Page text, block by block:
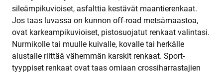
sileämpikuvioiset, asfalttia kestävät maantierenkaat.
Jos taas luvassa on kunnon off-road metsämaastoa,
ovat karkeampikuvioiset, pistosuojatut renkaat valintasi.
Nurmikolle tai muulle kuivalle, kovalle tai herkälle
alustalle riittää vähemmän karskit renkaat. Sport-
tyyppiset renkaat ovat taas omiaan crossiharrastajien